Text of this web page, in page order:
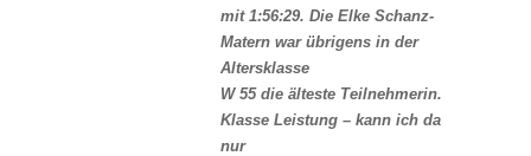
mit 1:56:29. Die Elke Schanz-
Matern war übrigens in der
Altersklasse
W 55 die älteste Teilnehmerin.
Klasse Leistung – kann ich da
nur